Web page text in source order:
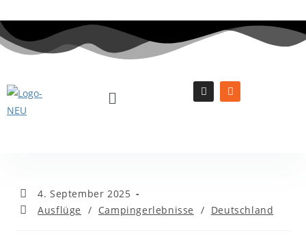
4. September 2025
Ausflüge
/ Campingerlebnisse / Deutschland